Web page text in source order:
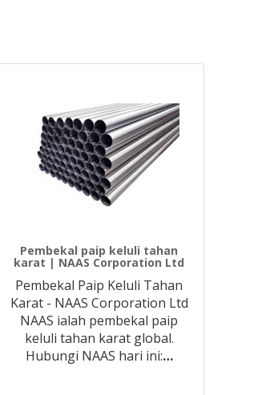
Pembekal paip keluli tahan
karat | NAAS Corporation Ltd
Pembekal Paip Keluli Tahan
Karat - NAAS Corporation Ltd
NAAS ialah pembekal paip
keluli tahan karat global.
Hubungi NAAS hari ini:…